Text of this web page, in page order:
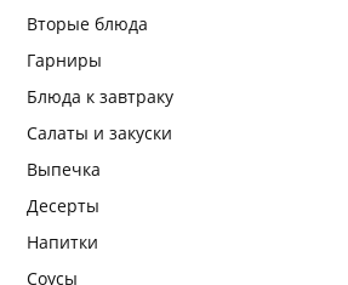
Вторые блюда
Гарниры
Блюда к завтраку
Салаты и закуски
Выпечка
Десерты
Напитки
Соусы